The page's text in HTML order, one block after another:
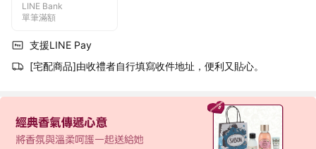
LINE Bank
單筆滿額
支援LINE Pay
[宅配商品]由收禮者自行填寫收件地址，便利又貼心。